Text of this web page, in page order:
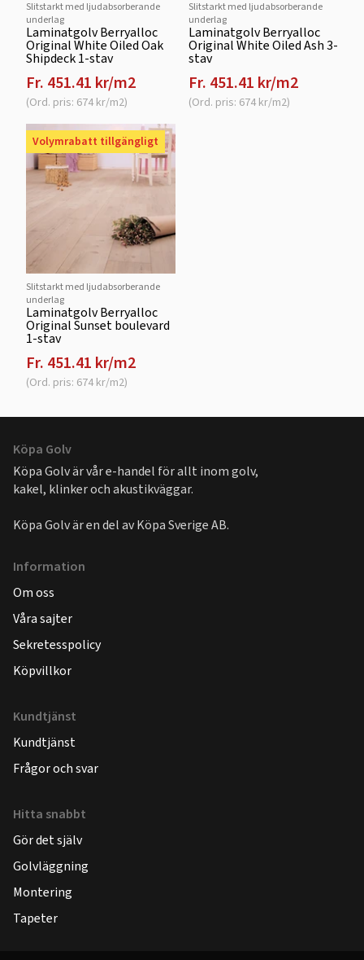
Slitstarkt med ljudabsorberande
underlag
Laminatgolv Berryalloc
Original White Oiled Oak
Shipdeck 1-stav
Fr. 451.41 kr/m2
(Ord. pris: 674 kr/m2)
Slitstarkt med ljudabsorberande
underlag
Laminatgolv Berryalloc
Original White Oiled Ash 3-
stav
Fr. 451.41 kr/m2
(Ord. pris: 674 kr/m2)
Volymrabatt tillgängligt
Slitstarkt med ljudabsorberande
underlag
Laminatgolv Berryalloc
Original Sunset boulevard
1-stav
Fr. 451.41 kr/m2
(Ord. pris: 674 kr/m2)
Köpa Golv
Köpa Golv är vår e-handel för allt inom golv,
kakel, klinker och akustikväggar.
Köpa Golv är en del avKöpa Sverige AB.
Information
Om oss
Våra sajter
Sekretesspolicy
Köpvillkor
Kundtjänst
Kundtjänst
Frågor och svar
Hitta snabbt
Gör det själv
Golvläggning
Montering
Tapeter